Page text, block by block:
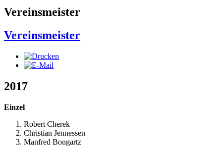
Vereinsmeister
Vereinsmeister
2017
Einzel
Robert Cherek
Christian Jennessen
Manfred Bongartz